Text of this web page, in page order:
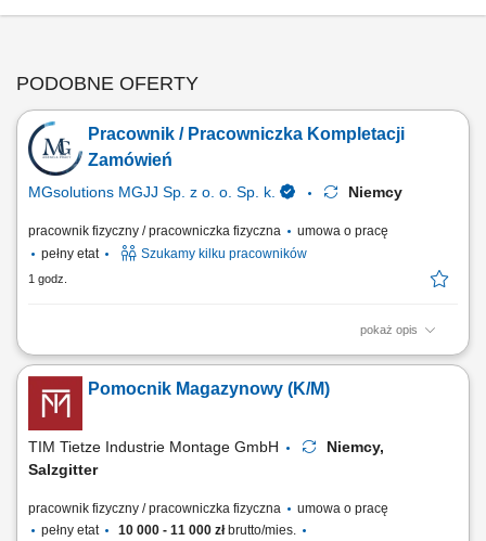
PODOBNE OFERTY
Pracownik / Pracowniczka Kompletacji
Zamówień
MGsolutions MGJJ Sp. z o. o. Sp. k. Niemcy
pracownik fizyczny / pracowniczka fizyczna
umowa o pracę
pełny etat
Szukamy kilku pracowników
1 godz.
pokaż opis
Zakres obowiązków: Kompletowanie zamówień zgodnie z
zapotrzebowaniem magazynu. Układanie oraz przygotowywanie
towarów do dalszej wysyłki. Wykonywanie prostych prac
magazynowych i pomocniczych. Dbanie o porządek w miejscu pracy.
Przestrzeganie obowiązujących procedur i zasad bezpieczeństwa.
Pomocnik Magazynowy (K/M)
TIM Tietze Industrie Montage GmbH
Niemcy,
Salzgitter
pracownik fizyczny / pracowniczka fizyczna
umowa o pracę
pełny etat
10 000 - 11 000 złbrutto/mies.